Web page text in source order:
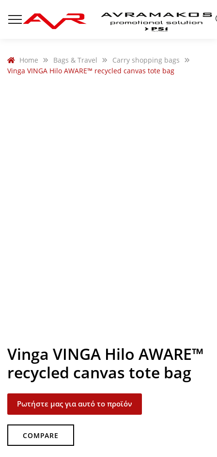
Home Bags & Travel
Carry shopping bags
Vinga VINGA Hilo AWARE™ recycled canvas tote bag
Vinga VINGA Hilo AWARE™
recycled canvas tote bag
Ρωτήστε μας για αυτό το προϊόν
COMPARE